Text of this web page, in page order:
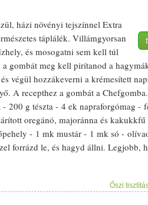
házi növényi tejszínnel Extra
táplálék. Villámgyorsan
és mosogatni sem kell túl
gombát meg kell pirítanod a hagy
végül hozzákeverni akrémesített
A recepthez a gombát a Chefgomba
- 200 g tészta- 4 ek napraforgómag -
oregánó, majoránnaés kakukkfű
pehely - 1 mk mustár- 1 mk só -
forrázd le, és hagyd állni. Legjobb,
tésztát, sózd meg, és
Őszi